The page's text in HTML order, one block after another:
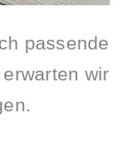
passende
wir